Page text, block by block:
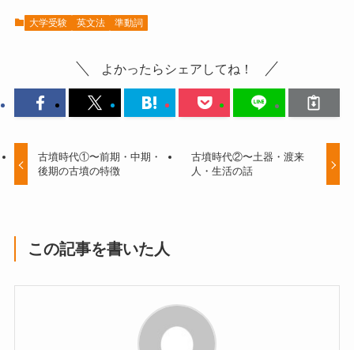
大学受験 英文法 準動詞
よかったらシェアしてね！
古墳時代①〜前期・中期・
後期の古墳の特徴
古墳時代②〜土器・渡来
人・生活の話
この記事を書いた人